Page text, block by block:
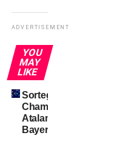
ADVERTISEMENT
YOU
MAY
LIKE
Sorteggi
Champions:
Atalanta-
Bayern